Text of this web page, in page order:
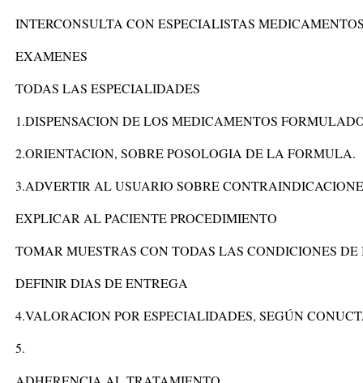
INTERCONSULTA CON ESPECIALISTAS
EXAMENES
TODAS LAS ESPECIALIDADES
1.DISPENSACION DE LOS MEDICAMENTOS
2.ORIENTACION, SOBRE POSOLOGIA DE LA FORMULA.
3.ADVERTIR AL USUARIO SOBRE
EXPLICAR AL PACIENTE PROCEDIMIENTO
TOMAR MUESTRAS CON TODAS LAS CONDICIONES
DEFINIR DIAS DE ENTREGA
4.VALORACION POR ESPECIALIDADES, SEGÚN
5.